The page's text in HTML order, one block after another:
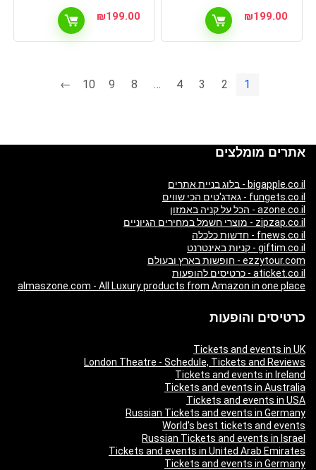
₪199.00
₪199.00
1
2
3
4
…
8
9
10
←
אתרים מומלצים
bigapple.co.il - בלוג בניית אתרים
fungets.co.il - גאדג'טים הכי שווים
azone.co.il - הכל על קניה באמזון
zipzap.co.il - מוצרי חשמל במחירים הגיוניים
fnews.co.il - חדשות כלכלה
giftim.co.il - קניות באינטרנט
ezzytour.com - חופשות בארץ ובעולם
aticket.co.il - כרטיסים להופעות
almaszone.com - All Luxury products from Amazon in one place
כרטיסים והופעות
Tickets and events in UK
London Theatre - Schedule, Tickets and Reviews
Tickets and events in Ireland
Tickets and events in Australia
Tickets and events in USA
Russian Tickets and events in Germany
World’s best tickets and events
Russian Tickets and events in Israel
Tickets and events in United Arab Emirates
Tickets and events in Germany